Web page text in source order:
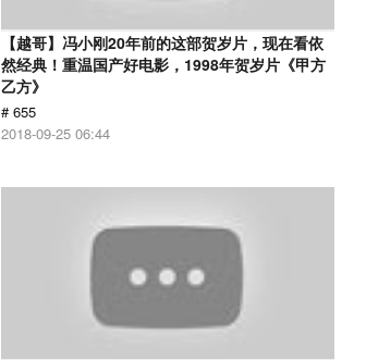
【越哥】冯小刚20年前的这部贺岁片，现在看依
然经典！重温国产好电影，1998年贺岁片《甲方
乙方》
# 655
2018-09-25 06:44